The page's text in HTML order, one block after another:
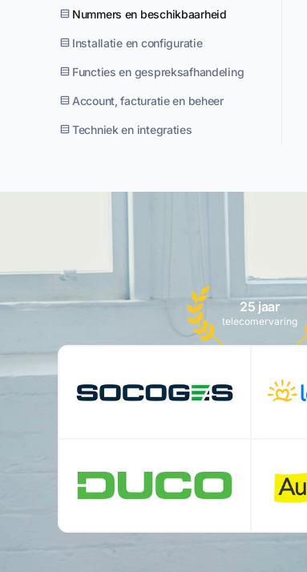
Nummers en beschikbaarheid
Installatie en configuratie
Functies en gespreksafhandeling
Account, facturatie en beheer
Techniek en integraties
25 jaar
telecomervaring